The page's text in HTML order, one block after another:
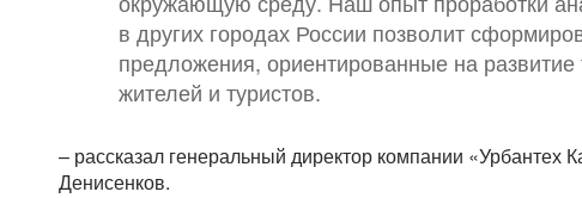
в других городах России позволит
предложения, ориентированные на развитие
жителей и туристов.
– рассказал генеральный директор компании «Урбантех
Денисенков.